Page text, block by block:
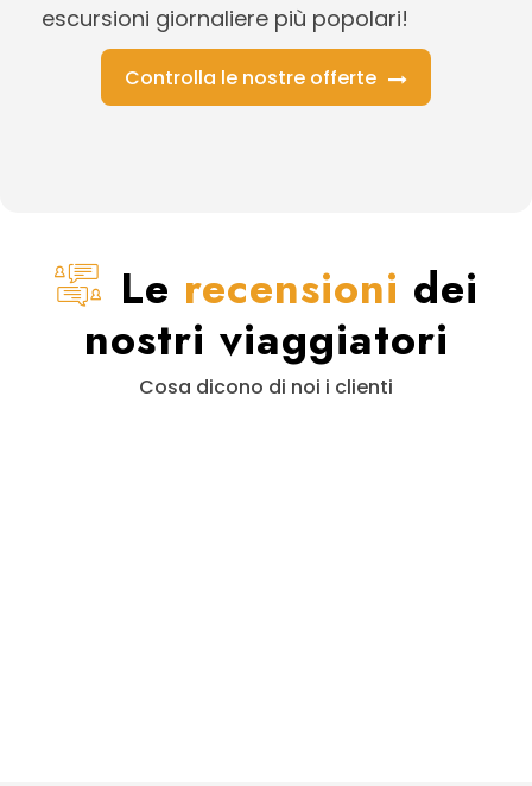
escursioni giornaliere più popolari!
Controlla le nostre offerte
Le recensioni dei
nostri viaggiatori
Cosa dicono di noi i clienti